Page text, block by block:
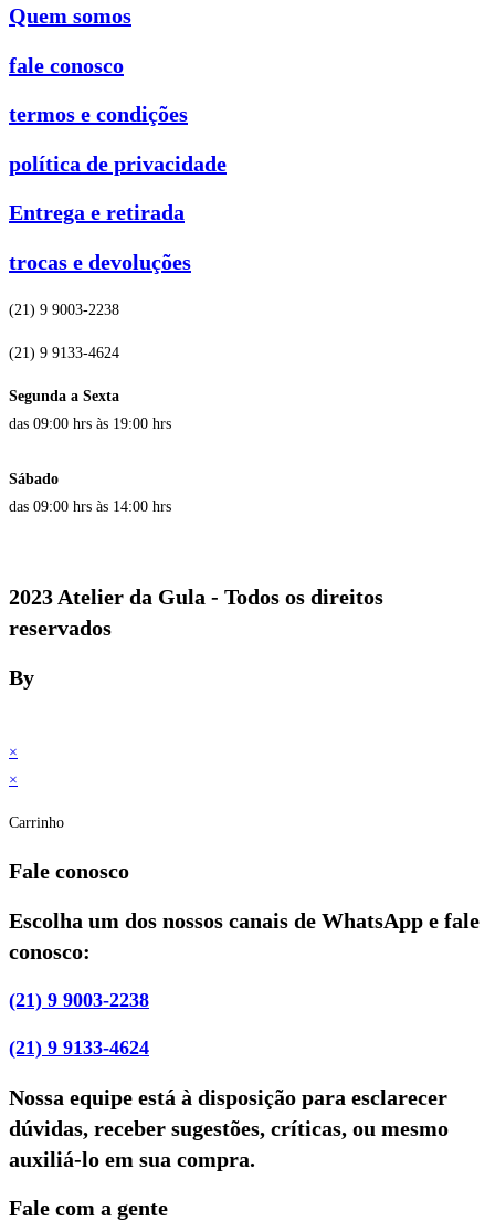
Quem somos
fale conosco
termos e condições
política de privacidade
Entrega e retirada
trocas e devoluções
(21) 9 9003-2238
(21) 9 9133-4624
Segunda a Sexta
das 09:00 hrs às 19:00 hrs
Sábado
das 09:00 hrs às 14:00 hrs
2023 Atelier da Gula - Todos os direitos
reservados
By
×
×
Carrinho
Fale conosco
Escolha um dos nossos canais de WhatsApp e fale
conosco:
(21) 9 9003-2238
(21) 9 9133-4624
Nossa equipe está à disposição para esclarecer
dúvidas, receber sugestões, críticas, ou mesmo
auxiliá-lo em sua compra.
Fale com a gente